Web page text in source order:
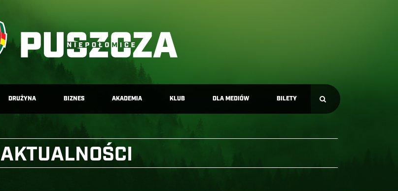
DRUŻYNA BIZNES AKADEMIA KLUB DLA MEDIÓW BILETY
AKTUALNOŚCI